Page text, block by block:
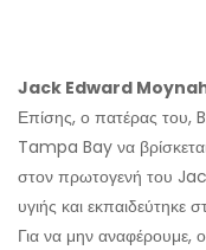
Jack Edward
Επίσης, ο πατέρας του,
Tampa Bay να
στον πρωτογενή του
υγιής και εκπαιδεύτηκε
Για να μην αναφέρουμε, ο